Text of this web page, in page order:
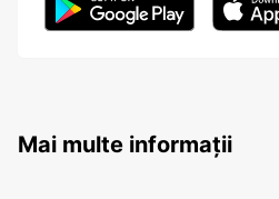
Mai multe informații